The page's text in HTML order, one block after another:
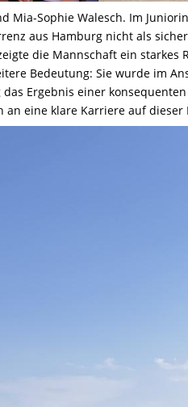
Mia-Sophie Walesch. Im
aus Hamburg nicht als
die Mannschaft ein
Bedeutung: Sie wurde im
Ergebnis einer
eine klare Karriere auf dieser